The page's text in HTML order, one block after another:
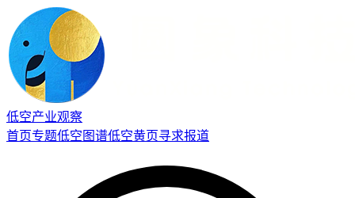
低空产业观察
首页专题低空图谱低空黄页寻求报道